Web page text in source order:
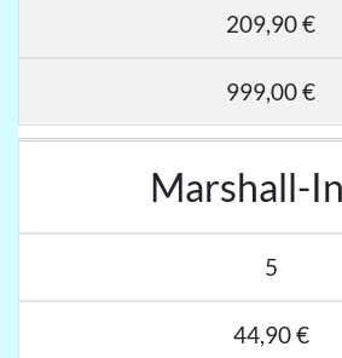
209,90 €
999,00 €
Marshall-
5
44,90 €